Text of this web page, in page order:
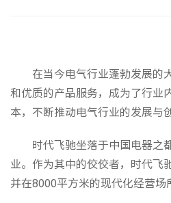
在当今电气行业蓬勃发展的
和优质的产品服务，成为了行业
本，不断推动电气行业的发展与
时代飞驰坐落于中国电器
业。作为其中的佼佼者，时代飞
并在8000平方米的现代化经营场